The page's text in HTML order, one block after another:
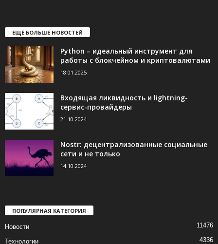
ЕЩЁ БОЛЬШЕ НОВОСТЕЙ
Python – идеальный инструмент для
работы с блокчейном и криптовалютами
18.01.2025
Входящая ликвидность и lightning-
сервис-провайдеры
21.10.2024
Nostr: децентрализованные социальные
сети и не только
14.10.2024
ПОПУЛЯРНАЯ КАТЕГОРИЯ
Новости 11476
Технологии 4336